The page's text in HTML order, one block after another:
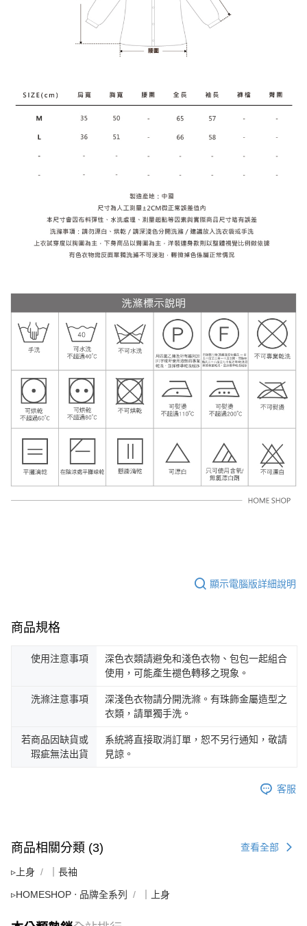
顯示電腦版詳細說明
商品規格
使用注意事項
深色衣類請避免和淺色衣物、包包一起組合
使用，可能產生褪色轉移之現象。
洗滌注意事項
深淺色衣物請分開洗滌。有珠飾金屬造型之
衣類，請單獨手洗。
若商品因缺貨或
瑕疵無法出貨
系統將直接取消訂單，恕不另行通知，敬請
見諒。
客服
商品相關分類 (3) 查看全部
▹上身 ｜長袖
▹HOMESHOP ‧ 品牌全系列 ｜上身